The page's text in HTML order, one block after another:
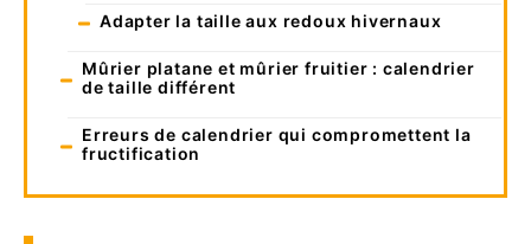
Adapter la taille aux redoux hivernaux
Mûrier platane et mûrier fruitier : calendrier
de taille différent
Erreurs de calendrier qui compromettent la
fructification